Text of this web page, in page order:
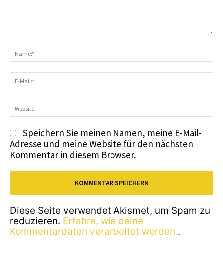
Speichern Sie meinen Namen, meine E-Mail-
Adresse und meine Website für den nächsten
Kommentar in diesem Browser.
Diese Seite verwendet Akismet, um Spam zu
reduzieren. Erfahre, wie deine
Kommentardaten verarbeitet werden..